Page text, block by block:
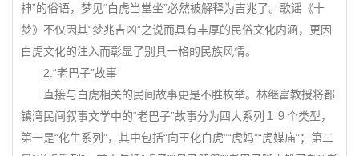
神”的俗语，梦见“白虎当堂坐”必然被解释为吉兆了。歌谣《十
梦》不仅因其“梦兆吉凶”之说而具有丰厚的民俗文化内涵，更因
白虎文化的注入而彰显了别具一格的民族风情。
2.“老巴子”故事
直接与白虎相关的民间故事更是不胜枚举。林继富教授将都
镇湾民间叙事文学中的“老巴子”故事分为四大系列１９个类型，
第一是“化生系列”，其中包括“向王化白虎”“虎妈”“虎媒庙”；第二